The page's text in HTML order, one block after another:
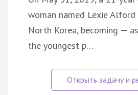
woman named Lexie
North Korea, becoming —
the youngest p…